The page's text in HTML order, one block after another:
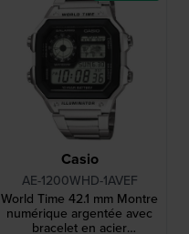
Casio
AE-1200WHD-1AVEF
World Time 42.1 mm Montre
numérique argentée avec
bracelet en acier